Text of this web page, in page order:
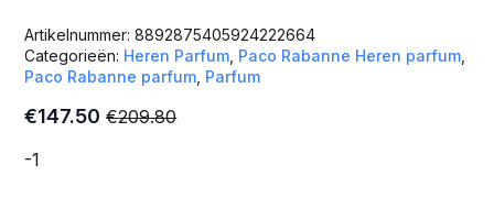
Artikelnummer:8892875405924222664
Categorieën: Heren Parfum Paco Rabanne Heren parfum
Paco Rabanne parfum Parfum
€209.80
Oorspronkelijke
prijs
was:
€147.50
Huidige
prijs
is:
-1